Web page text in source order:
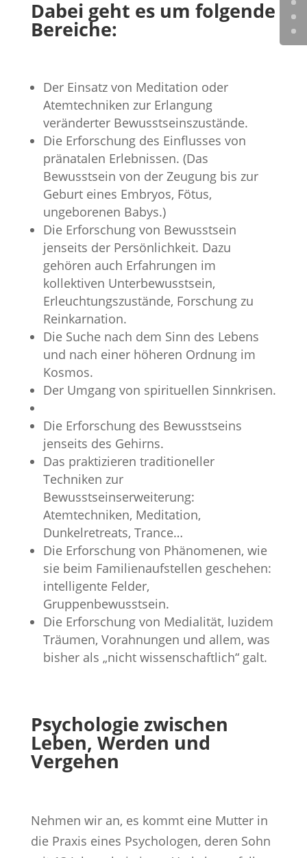
Dabei geht es um folgende
Bereiche:
Der Einsatz von Meditation oder
Atemtechniken zur Erlangung
veränderter Bewusstseinszustände.
Die Erforschung des Einflusses von
pränatalen Erlebnissen. (Das
Bewusstsein von der Zeugung bis zur
Geburt eines Embryos, Fötus,
ungeborenen Babys.)
Die Erforschung von Bewusstsein
jenseits der Persönlichkeit. Dazu
gehören auch Erfahrungen im
kollektiven Unterbewusstsein,
Erleuchtungszustände, Forschung zu
Reinkarnation.
Die Suche nach dem Sinn des Lebens
und nach einer höheren Ordnung im
Kosmos.
Der Umgang von spirituellen Sinnkrisen.
Die Erforschung des Bewusstseins
jenseits des Gehirns.
Das praktizieren traditioneller
Techniken zur
Bewusstseinserweiterung:
Atemtechniken, Meditation,
Dunkelretreats, Trance…
Die Erforschung von Phänomenen, wie
sie beim Familienaufstellen geschehen:
intelligente Felder,
Gruppenbewusstsein.
Die Erforschung von Medialität, luzidem
Träumen, Vorahnungen und allem, was
bisher als „nicht wissenschaftlich“ galt.
Psychologie zwischen
Leben, Werden und
Vergehen
Nehmen wir an, es kommt eine Mutter in
die Praxis eines Psychologen, deren Sohn